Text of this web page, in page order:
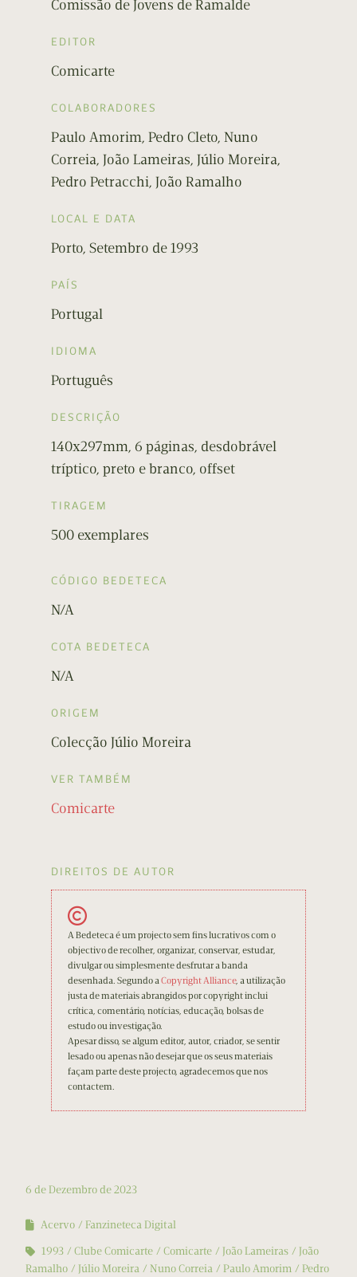
Comissão de Jovens de Ramalde
EDITOR
Comicarte
COLABORADORES
Paulo Amorim, Pedro Cleto, Nuno
Correia, João Lameiras, Júlio Moreira,
Pedro Petracchi, João Ramalho
LOCAL E DATA
Porto, Setembro de 1993
PAÍS
Portugal
IDIOMA
Português
DESCRIÇÃO
140x297mm, 6 páginas, desdobrável
tríptico, preto e branco, offset
TIRAGEM
500 exemplares
CÓDIGO BEDETECA
N/A
COTA BEDETECA
N/A
ORIGEM
Colecção Júlio Moreira
VER TAMBÉM
Comicarte
DIREITOS DE AUTOR
A Bedeteca é um projecto sem fins lucrativos com o
objectivo de recolher, organizar, conservar, estudar,
divulgar ou simplesmente desfrutar a banda
desenhada. Segundo aCopyright Alliance, a utilização
justa de materiais abrangidos por copyright inclui
crítica, comentário, notícias, educação, bolsas de
estudo ou investigação.
Apesar disso, se algum editor, autor, criador, se sentir
lesado ou apenas não desejar que os seus materiais
façam parte deste projecto, agradecemos que nos
contactem.
6 de Dezembro de 2023
Acervo
Fanzineteca Digital
1993
Clube Comicarte Comicarte João Lameiras
João
Ramalho
Júlio Moreira Nuno Correia Paulo Amorim
Pedro